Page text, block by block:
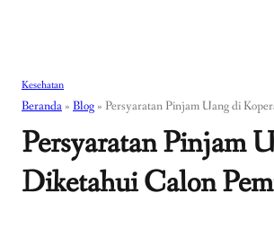
Kesehatan
Beranda » Blog » Persyaratan Pinjam Uang di
Persyaratan Pinjam
Diketahui Calon